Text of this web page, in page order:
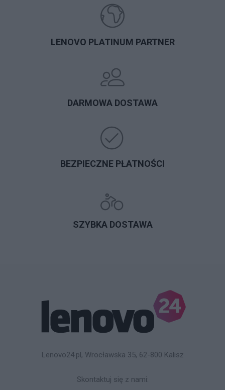
LENOVO PLATINUM PARTNER
DARMOWA DOSTAWA
BEZPIECZNE PŁATNOŚCI
SZYBKA DOSTAWA
Lenovo24.pl, Wrocławska 35, 62-800 Kalisz
Skontaktuj się z nami: